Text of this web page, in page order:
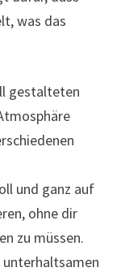
was das
gestalteten
und ganz auf
ohne dir
zu müssen.
unterhaltsamen